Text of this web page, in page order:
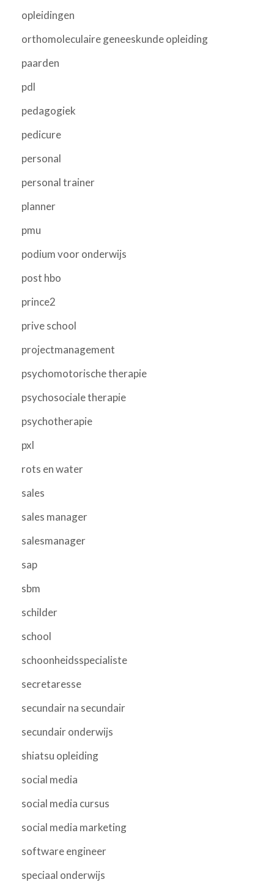
opleidingen
orthomoleculaire geneeskunde opleiding
paarden
pdl
pedagogiek
pedicure
personal
personal trainer
planner
pmu
podium voor onderwijs
post hbo
prince2
prive school
projectmanagement
psychomotorische therapie
psychosociale therapie
psychotherapie
pxl
rots en water
sales
sales manager
salesmanager
sap
sbm
schilder
school
schoonheidsspecialiste
secretaresse
secundair na secundair
secundair onderwijs
shiatsu opleiding
social media
social media cursus
social media marketing
software engineer
speciaal onderwijs